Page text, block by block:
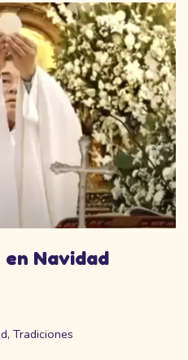
Navidad
, Tradiciones